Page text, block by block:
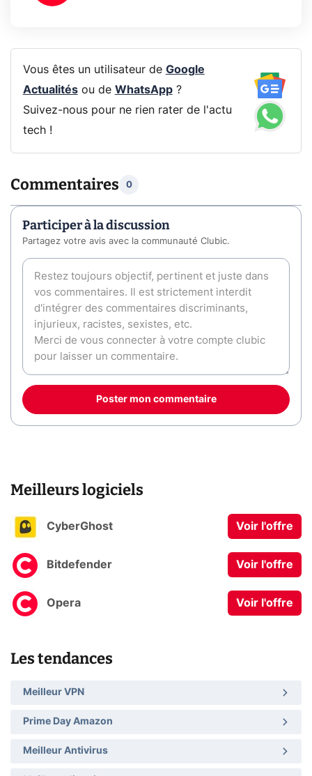
Vous êtes un utilisateur de Google
Actualitésou de WhatsApp?
Suivez-nous pour ne rien rater de l'actu
tech !
Commentaires 0
Participer à la discussion
Partagez votre avis avec la communauté Clubic.
Poster mon commentaire
Meilleurs logiciels
CyberGhost Voir l'offre
Bitdefender Voir l'offre
Opera Voir l'offre
Les tendances
Meilleur VPN
Prime Day Amazon
Meilleur Antivirus